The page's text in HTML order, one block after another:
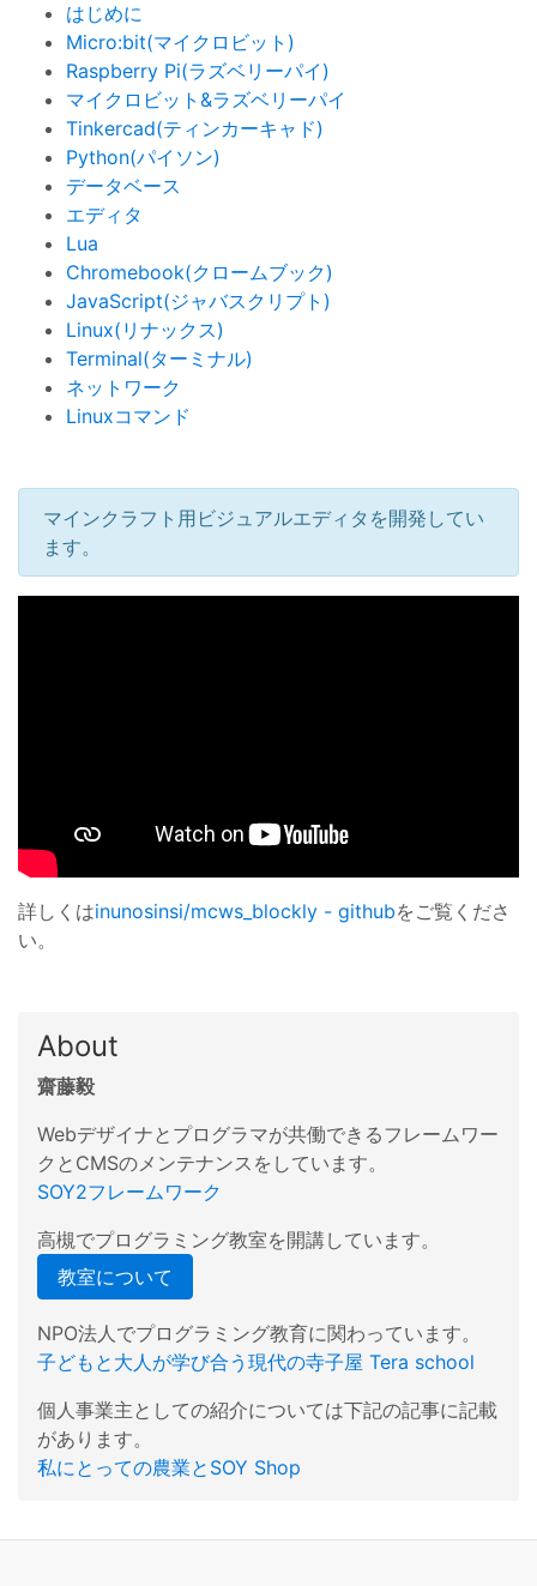
はじめに
Micro:bit(マイクロビット)
Raspberry Pi(ラズベリーパイ)
マイクロビット&ラズベリーパイ
Tinkercad(ティンカーキャド)
Python(パイソン)
データベース
エディタ
Lua
Chromebook(クロームブック)
JavaScript(ジャバスクリプト)
Linux(リナックス)
Terminal(ターミナル)
ネットワーク
Linuxコマンド
マインクラフト用ビジュアルエディタを開発してい
ます。
詳しくはinunosinsi/mcws_blockly - githubをご覧くださ
い。
About
齋藤毅
Webデザイナとプログラマが共働できるフレームワー
クとCMSのメンテナンスをしています。
SOY2フレームワーク
高槻でプログラミング教室を開講しています。
教室について
NPO法人でプログラミング教育に関わっています。
子どもと大人が学び合う現代の寺子屋 Tera school
個人事業主としての紹介については下記の記事に記載
があります。
私にとっての農業とSOY Shop